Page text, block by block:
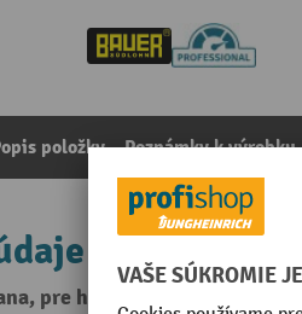
položky Poznámky k výrobku
pre hlavne police vrátane